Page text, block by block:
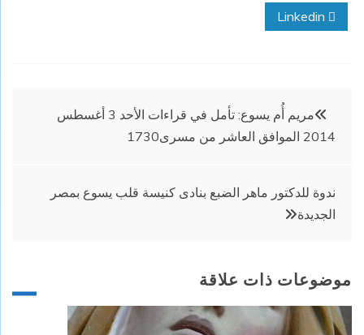
تصفّح
المقالات
مريم أُم يسوع: تأمل في قراءات الأحد 3 أغسطس
2014 الموافق العاشر من مسرى1730
ندوة للدكتور ماهر الضبع بنادى كنيسة قلب يسوع بمصر
الجديدة
موضوعات ذات علاقة